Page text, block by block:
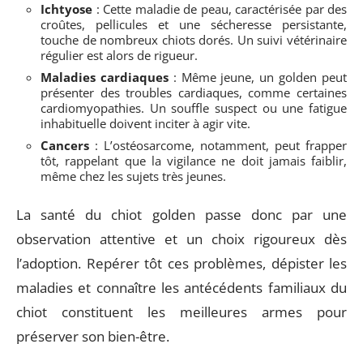
Ichtyose : Cette maladie de peau, caractérisée par des
croûtes, pellicules et une sécheresse persistante,
touche de nombreux chiots dorés. Un suivi vétérinaire
régulier est alors de rigueur.
Maladies cardiaques: Même jeune, un golden peut
présenter des troubles cardiaques, comme certaines
cardiomyopathies. Un souffle suspect ou une fatigue
inhabituelle doivent inciter à agir vite.
Cancers : L’ostéosarcome, notamment, peut frapper
tôt, rappelant que la vigilance ne doit jamais faiblir,
même chez les sujets très jeunes.
La santé du chiot golden passe donc par une
observation attentive et un choix rigoureux dès
l’adoption. Repérer tôt ces problèmes, dépister les
maladies et connaître les antécédents familiaux du
chiot constituent les meilleures armes pour
préserver son bien-être.